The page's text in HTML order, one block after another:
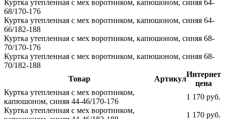
Куртка утепленная с мех воротником, капюшоном, синяя 64-
68/170-176
Куртка утепленная с мех воротником, капюшоном, синяя 64-
66/182-188
Куртка утепленная с мех воротником, капюшоном, синяя 68-
70/170-176
Куртка утепленная с мех воротником, капюшоном, синяя 68-
70/182-188
Товар
Артикул
Интернет
цена
Куртка утепленная с мех воротником,
капюшоном, синяя 44-46/170-176
1 170 руб.
Куртка утепленная с мех воротником,
1 170 руб.